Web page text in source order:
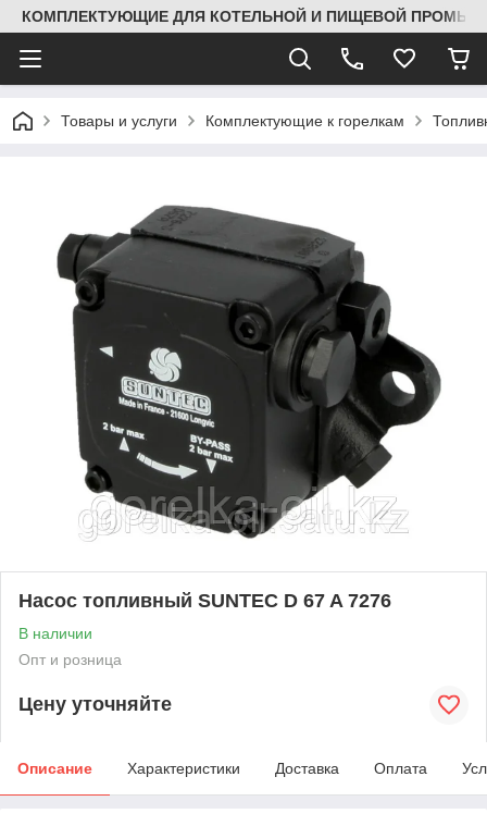
КОМПЛЕКТУЮЩИЕ ДЛЯ КОТЕЛЬНОЙ И ПИЩЕВОЙ
Товары и услуги Комплектующие к горелкам
Насос топливный SUNTEC D 67 A 7276
В наличии
Опт и розница
Цену уточняйте
Описание Характеристики Доставка Оплата